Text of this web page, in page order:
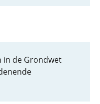
in de Grondwet